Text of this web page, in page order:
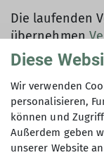
Die laufenden
übernehmen
Geschäftstelle.
sich Mitglieder
zusammen.
Diese
Wir verwenden
personalisieren,
können und
Außerdem geben
unserer Website